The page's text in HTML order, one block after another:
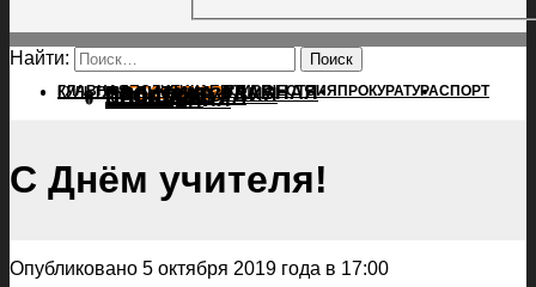
Найти:
ГЛАВНАЯПОЛИТИКАПРОИСШЕСТВИЯ ПРОКУРАТУРАСПОРТ
КУЛЬТУРАПОСЕЛЕНИЯГЛАВНАЯ
ПОЛИТИКА
ПРОИСШЕСТВИЯ
ПРОКУРАТУРА
СПОРТ
КУЛЬТУРА
ПОСЕЛЕНИЯ
С Днём учителя!
Опубликовано 5 октября 2019 года в 17:00